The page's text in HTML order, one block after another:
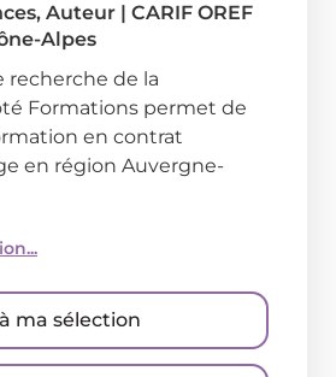
, Auteur | CARIF OREF
Alpes
recherche de la
Formations permet de
en contrat
en région Auvergne-
ma sélection